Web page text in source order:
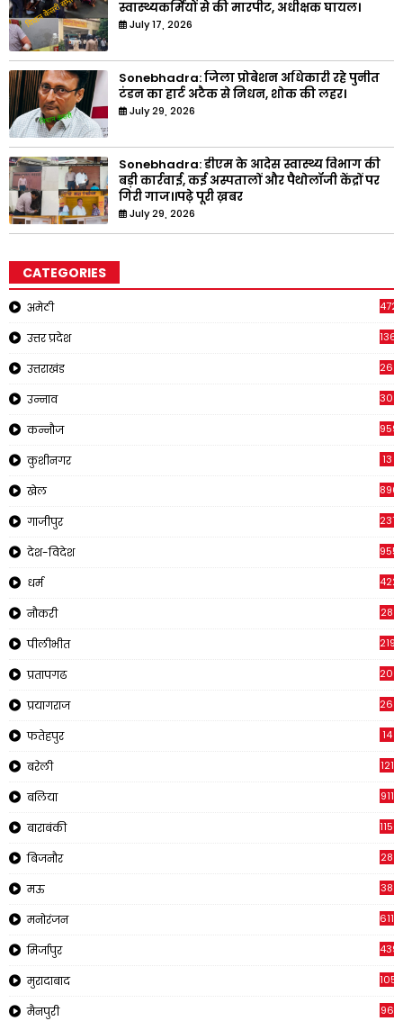
स्वास्थ्यकर्मियों से की मारपीट, अधीक्षक घायल।
July 17, 2026
Sonebhadra: जिला प्रोबेशन अधिकारी रहे पुनीत
टंडन का हार्ट अटैक से निधन, शोक की लहर।
July 29, 2026
Sonebhadra: डीएम के आदेस स्वास्थ्य विभाग की
बड़ी कार्रवाई, कई अस्पतालों और पैथोलॉजी केंद्रों पर
गिरी गाज।।पढ़े पूरी ख़बर
July 29, 2026
CATEGORIES
अमेठी 4721
उत्तर प्रदेश 1368
उत्तराखंड
उन्नाव 308
कन्नौज 959
कुशीनगर 13
खेल 890
गाजीपुर 237
देश-विदेश 955
धर्म 422
नौकरी 28
पीलीभीत 2195
प्रतापगढ
प्रयागराज 269
फतेहपुर 14
बरेली 121
बलिया 911
बाराबंकी 1150
बिजनौर 28
मऊ 38
मनोरंजन 611
मिर्जापुर 439
मुरादाबाद 1054
मैनपुरी 96